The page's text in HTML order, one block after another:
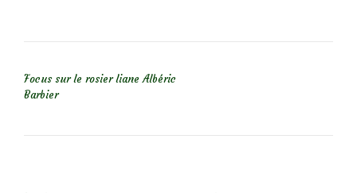
Focus sur le rosier liane Albéric
Barbier